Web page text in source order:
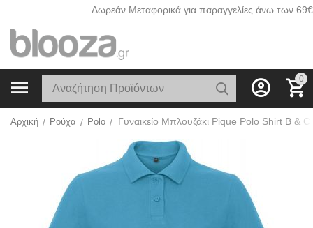
Δωρεάν Μεταφορικά για παραγγελίες άνω των 69€
0
Αρχική / Ρούχα / Polo /